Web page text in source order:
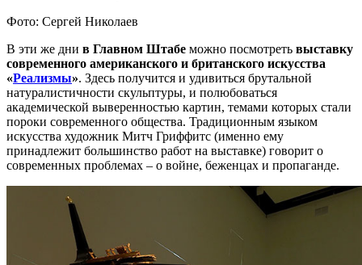
Фото: Сергей Николаев
В эти же дни в Главном Штабе можно посмотреть выставку
современного американского и британского искусства
«Реализмы». Здесь получится и удивиться брутальной
натуралистичности скульптуры, и полюбоваться
академической выверенностью картин, темами которых стали
пороки современного общества. Традиционным языком
искусства художник Митч Гриффитс (именно ему
принадлежит большинство работ на выставке) говорит о
современных проблемах – о войне, беженцах и пропаганде.